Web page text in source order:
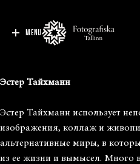
MENU
Эстер Тайхманн
Эстер Тайхманн использует
изображения, коллаж и
альтернативные миры, в
из ее жизни и вымысел. Много